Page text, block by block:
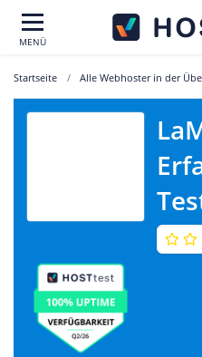
MENÜ
Startseite Alle Webhoster in der